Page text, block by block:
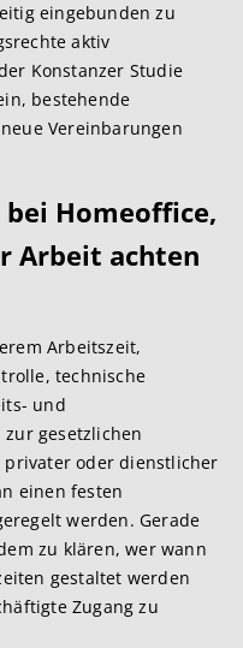
eingebunden zu
aktiv
Konstanzer Studie
bestehende
Vereinbarungen
Homeoffice,
Arbeit achten
Arbeitszeit,
technische
und
zur gesetzlichen
oder dienstlicher
einen festen
werden. Gerade
zu klären, wer wann
gestaltet werden
Zugang zu